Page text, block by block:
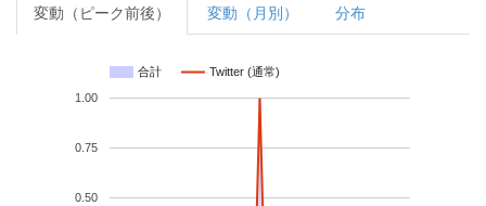
変動（ピーク前後） 変動（月別） 分布
合計 Twitter (通常)
0.50
0.75
1.00